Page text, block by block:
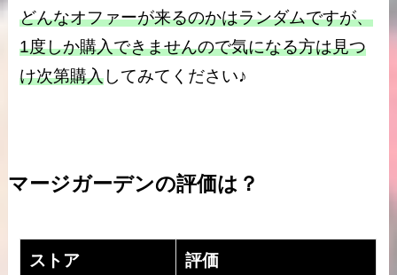
どんなオファーが来るのかはランダムですが、
1度しか購入できませんので気になる方は見つ
け次第購入してみてください♪
マージガーデンの評価は？
ストア 評価